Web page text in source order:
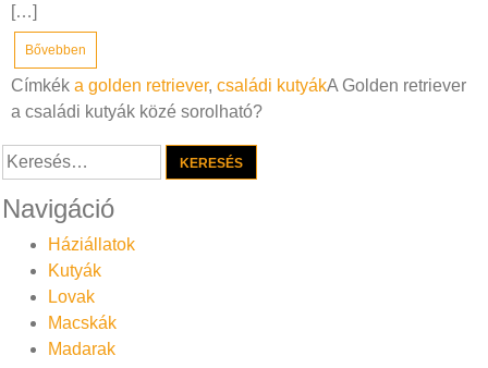
[…]
Bővebben
Címkék a golden retriever, családi kutyákA Golden retriever
a családi kutyák közé sorolható?
Keresés:
Navigáció
Háziállatok
Kutyák
Lovak
Macskák
Madarak